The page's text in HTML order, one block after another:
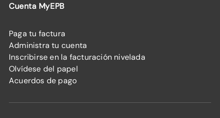
Cuenta MyEPB
Paga tu factura
Administra tu cuenta
Inscribirse en la facturación nivelada
Olvídese del papel
Acuerdos de pago